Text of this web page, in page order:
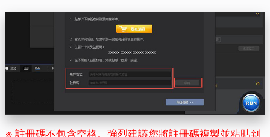
※ 註冊碼不包含空格。強烈建議您將註冊碼複製並粘貼到